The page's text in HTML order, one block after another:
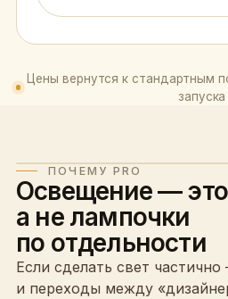
Цены вернутся к стандартным
запуска
ПОЧЕМУ PRO
Освещение —
а не лампочки
по отдельности
Если сделать свет
и переходы между